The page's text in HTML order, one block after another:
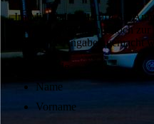
Im Minimalfall betrifft die
Nutzers, es können jedoch
freiwillige Angaben gemacht
Anrede
Name
Vorname